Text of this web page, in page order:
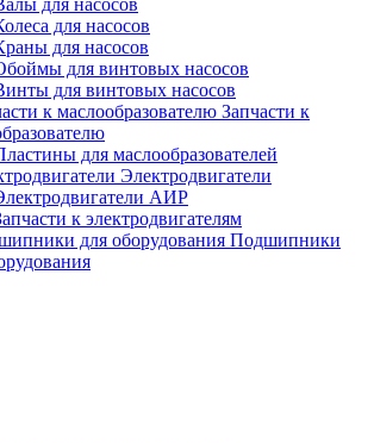
для насосов
для насосов
для насосов
для винтовых насосов
для винтовых насосов
Запчасти к
для маслообразователей
Электродвигатели
АИР
к электродвигателям
Подшипники